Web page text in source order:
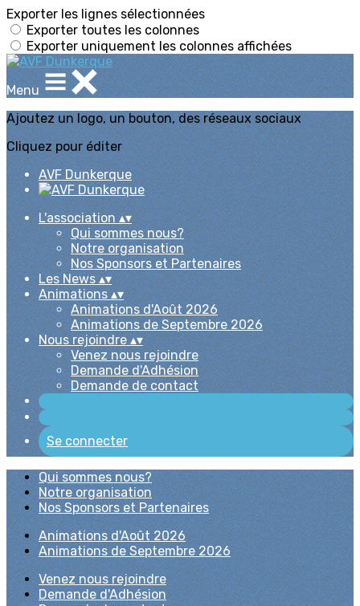
Exporter les lignes sélectionnées
Exporter toutes les colonnes
Exporter uniquement les colonnes affichées
Menu
Ajoutez un logo, un bouton, des réseaux sociaux
Cliquez pour éditer
AVF Dunkerque
L'association▴▾
Qui sommes nous?
Notre organisation
Nos Sponsors et Partenaires
Les News▴▾
Animations▴▾
Animations d'Août 2026
Animations de Septembre 2026
Nous rejoindre▴▾
Venez nous rejoindre
Demande d'Adhésion
Demande de contact
Se connecter
Qui sommes nous?
Notre organisation
Nos Sponsors et Partenaires
Animations d'Août 2026
Animations de Septembre 2026
Venez nous rejoindre
Demande d'Adhésion